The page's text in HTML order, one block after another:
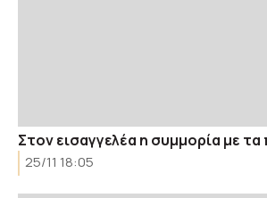
Στον εισαγγελέα η συμμορία με τα
25/11 18:05